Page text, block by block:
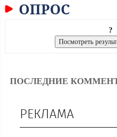
ОПРОС
?
ПОСЛЕДНИЕ
РЕКЛАМА